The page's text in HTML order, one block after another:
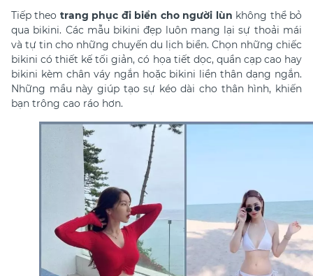
Tiếp theo trang phục đi biển cho người lùn không thể bỏ
qua bikini. Các mẫu bikini đẹp luôn mang lại sự thoải mái
và tự tin cho những chuyến du lịch biển. Chọn những chiếc
bikini có thiết kế tối giản, có họa tiết dọc, quần cạp cao hay
bikini kèm chân váy ngắn hoặc bikini liền thân dạng ngắn.
Những mầu này giúp tạo sự kéo dài cho thân hình, khiến
bạn trông cao ráo hơn.